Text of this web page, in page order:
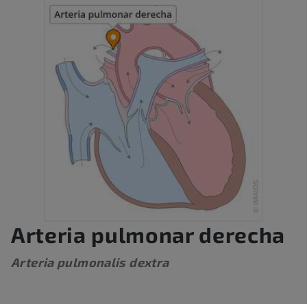
Arteria pulmonar derecha
Arteria pulmonalis dextra